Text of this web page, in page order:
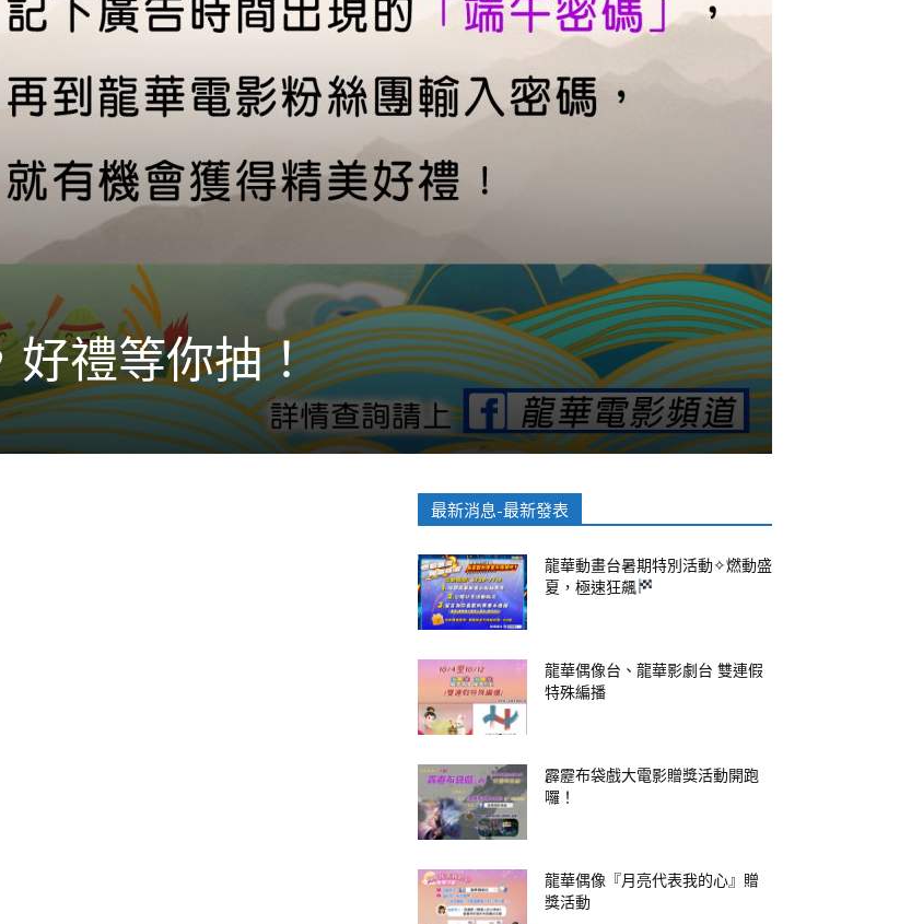
好禮等你抽！
最新消息-最新發表
龍華動畫台暑期特別活動✧燃動盛
夏，極速狂飆
龍華偶像台、龍華影劇台 雙連假
特殊編播
霹靂布袋戲大電影贈獎活動開跑
囉！
龍華偶像『月亮代表我的心』贈
獎活動